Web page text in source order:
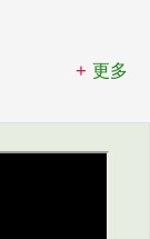
更多